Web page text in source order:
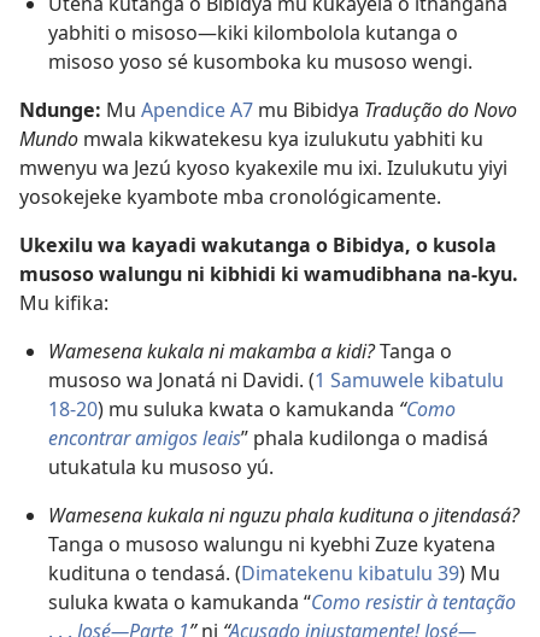
yabhiti o misoso—kiki kilombolola kutanga o
misoso yoso sé kusomboka ku musoso wengi.
Ndunge: Mu Apendice A7 mu Bibidya Tradução do Novo
Mundo mwala kikwatekesu kya izulukutu yabhiti ku
mwenyu wa Jezú kyoso kyakexile mu ixi. Izulukutu yiyi
yosokejeke kyambote mba cronológicamente.
Ukexilu wa kayadi wakutanga o Bibidya, o kusola
musoso walungu ni kibhidi ki wamudibhana na-kyu.
Mu kifika:
Wamesena kukala ni makamba a kidi?Tanga o
musoso wa Jonatá ni Davidi. (1 Samuwele kibatulu
18-20) mu suluka kwata o kamukanda “Como
encontrar amigos leais” phala kudilonga o madisá
utukatula ku musoso yú.
Wamesena kukala ni nguzu phala kudituna o jitendasá?
Tanga o musoso walungu ni kyebhi Zuze kyatena
kudituna o tendasá. (Dimatekenu kibatulu 39) Mu
suluka kwata o kamukanda “Como resistir à tentação
. . . José—Parte 1”ni “Acusado injustamente! José—